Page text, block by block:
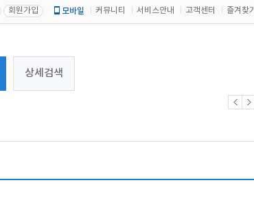
회원가입 모바일 커뮤니티 서비스안내 고객센터 즐겨찾기
상세검색